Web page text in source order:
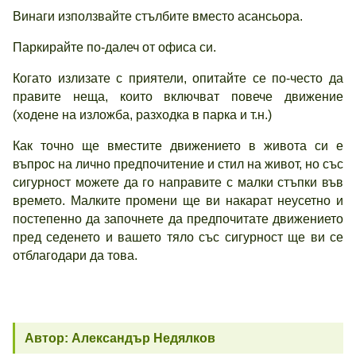
Винаги използвайте стълбите вместо асансьора.
Паркирайте по-далеч от офиса си.
Когато излизате с приятели, опитайте се по-често да
правите неща, които включват повече движение
(ходене на изложба, разходка в парка и т.н.)
Как точно ще вместите движението в живота си е
въпрос на лично предпочитение и стил на живот, но със
сигурност можете да го направите с малки стъпки във
времето. Малките промени ще ви накарат неусетно и
постепенно да започнете да предпочитате движението
пред седенето и вашето тяло със сигурност ще ви се
отблагодари да това.
Автор: Александър Недялков